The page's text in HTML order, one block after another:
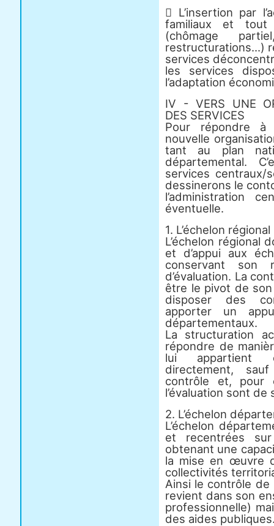
 L’insertion par
familiaux et tout
(chômage
restructurations...)
services
les services
l’adaptation
IV - VERS UNE
DES SERVICES
Pour répondre à
nouvelle
tant au plan
départemental.
services centraux/
dessinerons le
l’administration
éventuelle.
1. L’échelon régional
L’échelon régional
et d’appui aux
conservant
d’évaluation. La
être le pivot de
disposer des
apporter un
départementaux.
La structuration
répondre de
lui appartient
directement,
contrôle et, pour
l’évaluation sont
2. L’échelon
L’échelon
et recentrées
obtenant une
la mise en œuvre
collectivités
Ainsi le contrôle de
revient dans son
professionnelle)
des aides